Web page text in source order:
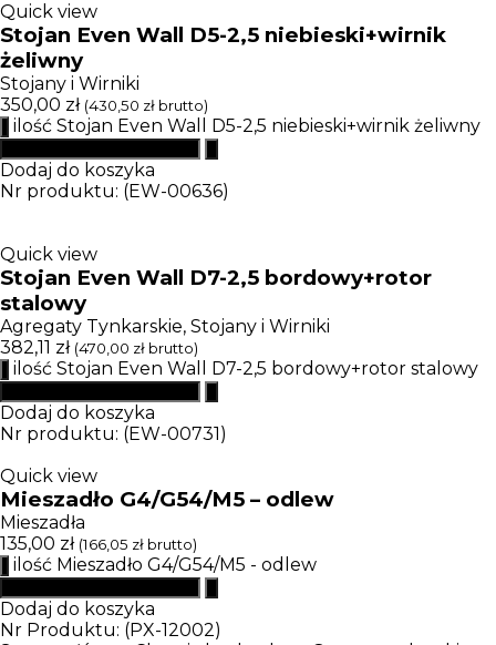
Quick view
Stojan Even Wall D5-2,5 niebieski+wirnik
żeliwny
Stojany i Wirniki
350,00 zł (430,50 zł brutto)
ilość Stojan Even Wall D5-2,5 niebieski+wirnik żeliwny
Dodaj do koszyka
Nr produktu: (EW-00636)
Quick view
Stojan Even Wall D7-2,5 bordowy+rotor
stalowy
Agregaty Tynkarskie, Stojany i Wirniki
382,11 zł (470,00 zł brutto)
ilość Stojan Even Wall D7-2,5 bordowy+rotor stalowy
Dodaj do koszyka
Nr produktu: (EW-00731)
Quick view
Mieszadło G4/G54/M5 – odlew
Mieszadła
135,00 zł (166,05 zł brutto)
ilość Mieszadło G4/G54/M5 - odlew
Dodaj do koszyka
Nr Produktu: (PX-12002)